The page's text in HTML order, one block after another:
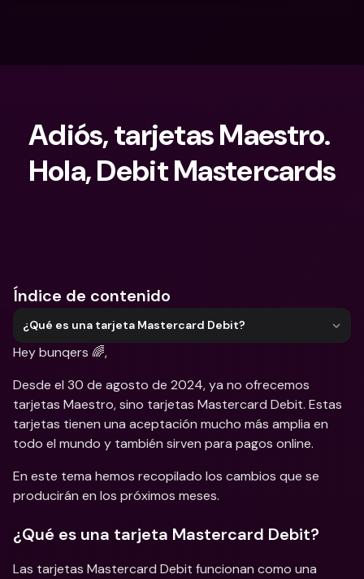
Adiós, tarjetas Maestro.
Hola, Debit Mastercards
Índice de contenido
¿Qué es una tarjeta Mastercard Debit?
Hey bunqers 🌈,
Desde el 30 de agosto de 2024, ya no ofrecemos
tarjetas Maestro, sino tarjetas Mastercard Debit. Estas
tarjetas tienen una aceptación mucho más amplia en
todo el mundo y también sirven para pagos online.
En este tema hemos recopilado los cambios que se
producirán en los próximos meses.
¿Qué es una tarjeta Mastercard Debit?
Las tarjetas Mastercard Debit funcionan como una